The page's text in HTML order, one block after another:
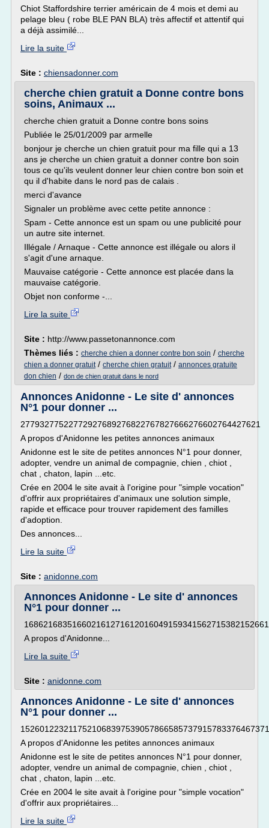
Chiot Staffordshire terrier américain de 4 mois et demi au
pelage bleu ( robe BLE PAN BLA) très affectif et attentif qui
a déjà assimilé...
Lire la suite
Site : chiensadonner.com
cherche chien gratuit a Donne contre bons
soins, Animaux ...
cherche chien gratuit a Donne contre bons soins
Publiée le 25/01/2009 par armelle
bonjour je cherche un chien gratuit pour ma fille qui a 13
ans je cherche un chien gratuit a donner contre bon soin
tous ce qu'ils veulent donner leur chien contre bon soin et
qu il d'habite dans le nord pas de calais .
merci d'avance
Signaler un problème avec cette petite annonce :
Spam - Cette annonce est un spam ou une publicité pour
un autre site internet.
Illégale / Arnaque - Cette annonce est illégale ou alors il
s'agit d'une arnaque.
Mauvaise catégorie - Cette annonce est placée dans la
mauvaise catégorie.
Objet non conforme -...
Lire la suite
Site : http://www.passetonannonce.com
Thèmes liés : cherche chien a donner contre bon soin / cherche
chien a donner gratuit/ cherche chien gratuit/ annonces gratuite
don chien / don de chien gratuit dans le nord
Annonces Anidonne - Le site d' annonces
N°1 pour donner ...
27793277522772927689276822767827666276602764427621
A propos d'Anidonne les petites annonces animaux
Anidonne est le site de petites annonces N°1 pour donner,
adopter, vendre un animal de compagnie, chien , chiot ,
chat , chaton, lapin ...etc.
Crée en 2004 le site avait à l'origine pour "simple vocation"
d'offrir aux propriétaires d'animaux une solution simple,
rapide et efficace pour trouver rapidement des familles
d'adoption.
Des annonces...
Lire la suite
Site : anidonne.com
Annonces Anidonne - Le site d' annonces
N°1 pour donner ...
A propos d'Anidonne...
Lire la suite
Site : anidonne.com
Annonces Anidonne - Le site d' annonces
N°1 pour donner ...
A propos d'Anidonne les petites annonces animaux
Anidonne est le site de petites annonces N°1 pour donner,
adopter, vendre un animal de compagnie, chien , chiot ,
chat , chaton, lapin ...etc.
Crée en 2004 le site avait à l'origine pour "simple vocation"
d'offrir aux propriétaires...
Lire la suite